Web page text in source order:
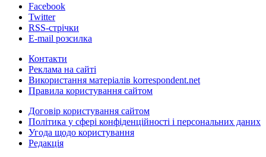
Facebook
Twitter
RSS-стрічки
E-mail розсилка
Контакти
Реклама на сайті
Використання матеріалів korrespondent.net
Правила користування сайтом
Договір користування сайтом
Політика у сфері конфіденційності і персональних даних
Угода щодо користування
Редакція